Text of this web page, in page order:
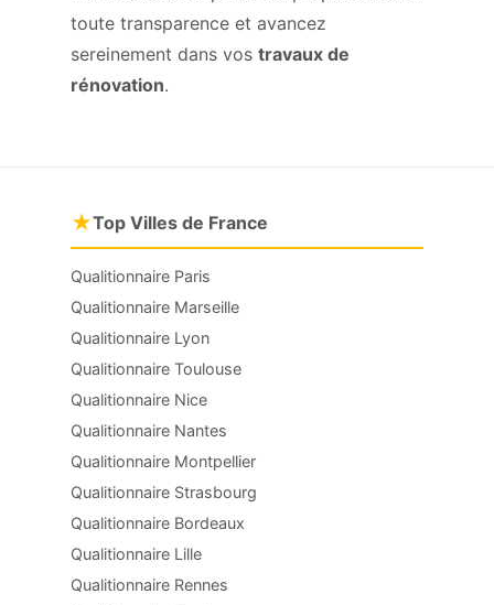
toute transparence et avancez
sereinement dans vos travaux de
rénovation.
★Top Villes de France
Qualitionnaire Paris
Qualitionnaire Marseille
Qualitionnaire Lyon
Qualitionnaire Toulouse
Qualitionnaire Nice
Qualitionnaire Nantes
Qualitionnaire Montpellier
Qualitionnaire Strasbourg
Qualitionnaire Bordeaux
Qualitionnaire Lille
Qualitionnaire Rennes